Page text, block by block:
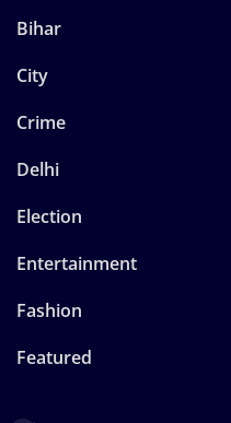
Bihar
City
Crime
Delhi
Election
Entertainment
Fashion
Featured